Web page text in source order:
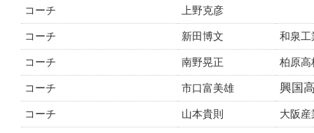
コーチ 上野克彦
コーチ 新田博文 和泉工
コーチ 南野晃正 柏原高
コーチ 市口富美雄 興国
コーチ 山本貴則 大阪